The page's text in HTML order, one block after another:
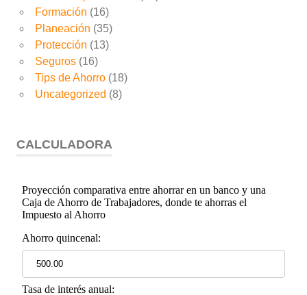
Formación (16)
Planeación (35)
Protección (13)
Seguros(16)
Tips de Ahorro(18)
Uncategorized (8)
CALCULADORA